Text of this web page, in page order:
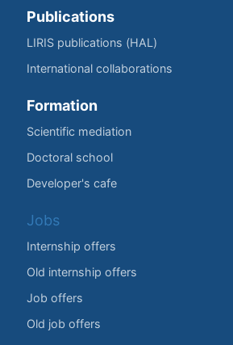
Publications
LIRIS publications (HAL)
International collaborations
Formation
Scientific mediation
Doctoral school
Developer's cafe
Jobs
Internship offers
Old internship offers
Job offers
Old job offers